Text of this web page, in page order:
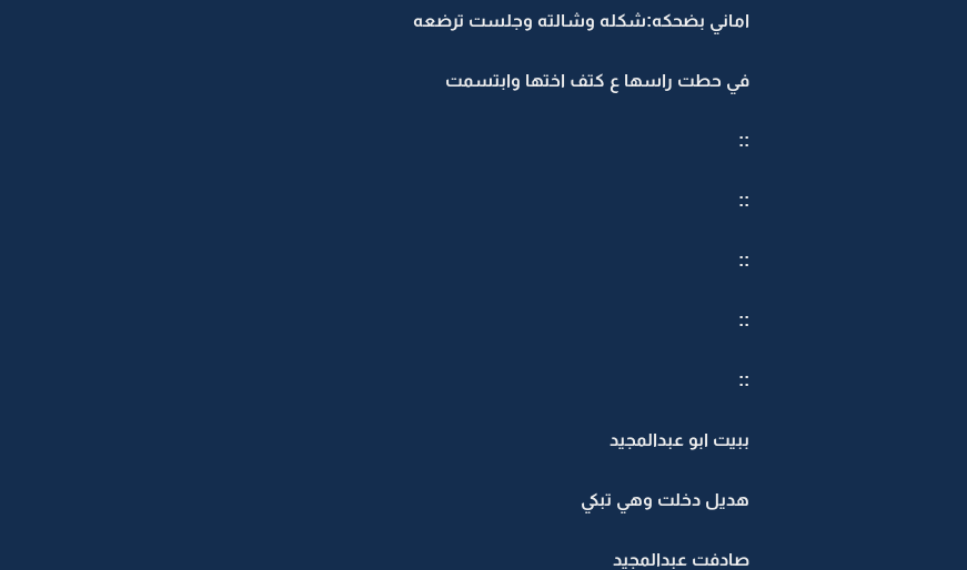
اماني بضحكه:شكله وشالته وجلست ترضعه
في حطت راسها ع كتف اختها وابتسمت
::
::
::
::
::
ببيت ابو عبدالمجيد
هديل دخلت وهي تبكي
صادفت عبدالمجيد